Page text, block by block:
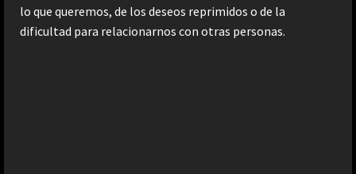
lo que queremos, de los deseos reprimidos o de la
dificultad para relacionarnos con otras personas.